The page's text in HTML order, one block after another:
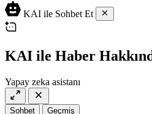
casino
siteleri
casino
2023
lordcasino
canlı
casino
siteleri
iyi
casino
vdcasino
vdcasino
giriş
ev
yapımı
salça
KAI ile Sohbet Et
KAI ile Haber
Yapay zeka asistanı
Sohbet Geçmiş